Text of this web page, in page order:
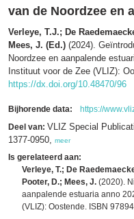
van de Noordzee en
Verleye, T.J.; De
Mees, J. (Ed.) (2024).
Noordzee en aanpalende
Instituut voor de Zee (VLIZ):
https://dx.doi.org/10.48470/96
Bijhorende data:
https://
Deel van: VLIZ Special
1377-0950, meer
Is gerelateerd aan:
Verleye, T.; De
Pooter, D.; Mees, J. (2020).
aanpalende estuaria anno
(VLIZ): Oostende. ISBN